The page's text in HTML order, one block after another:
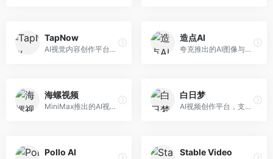
TapNow
AI视觉内容创作平台，整合图像与视频生成能力。面向内容创作者，提供文生图、文生视频、智能编辑等服务，创作工具丰富，一站式体验便捷。
造点AI
夸克推出的AI图像与视频创作平台。面向普通用户和内容创作者，提供文生图、文生视频等功能，操作简便，与夸克生态深度整合。
海螺视频
MiniMax推出的AI视频生成工具，支持高质量视频创作。面向内容创作者，提供文生视频、视频编辑等功能，生成速度快，视频效果自然流畅。
白日梦
AI视频创作平台，支持生成长达50分钟的长视频内容。面向长视频创作者和内容生产者，支持故事视频生成、视频编辑等功能，适合叙事性内容创作。
Pollo AI Stable Video